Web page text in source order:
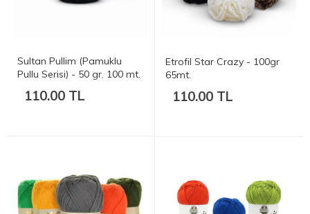
Sultan Pullim (Pamuklu
Pullu Serisi) - 50 gr. 100 mt.
110.00 TL
Etrofil Star Crazy - 100gr
65mt.
110.00 TL